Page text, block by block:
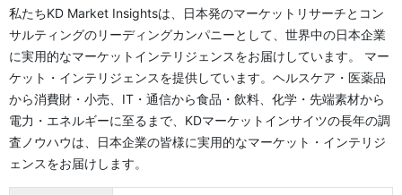
私たちKD Market Insightsは、日本発のマーケットリサーチとコン
サルティングのリーディングカンパニーとして、世界中の日本企業
に実用的なマーケットインテリジェンスをお届けしています。 マー
ケット・インテリジェンスを提供しています。ヘルスケア・医薬品
から消費財・小売、IT・通信から食品・飲料、化学・先端素材から
電力・エネルギーに至るまで、KDマーケットインサイツの長年の調
査ノウハウは、日本企業の皆様に実用的なマーケット・インテリジ
ェンスをお届けします。